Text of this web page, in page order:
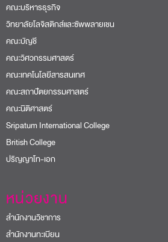
คณะบริหารธุรกิจ
วิทยาลัยโลจิสติกส์และซัพพลายเชน
คณะบัญชี
คณะวิศวกรรมศาสตร์
คณะเทคโนโลยีสารสนเทศ
คณะสถาปัตยกรรมศาสตร์
คณะนิติศาสตร์
Sripatum International College
British College
ปริญญาโท-เอก
หน่วยงาน
สำนักงานวิชาการ
สำนักงานทะเบียน